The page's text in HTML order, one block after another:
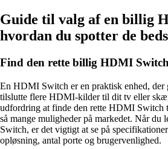
Guide til valg af en billig
hvordan du spotter de
Find den rette billig HDMI Switch
En HDMI Switch er en praktisk enhed,
tilslutte flere HDMI-kilder til dit tv eller
udfordring at finde den rette HDMI Switch
så mange muligheder på markedet. Når
Switch, er det vigtigt at se på
opløsning, antal porte og brugervenlighed.